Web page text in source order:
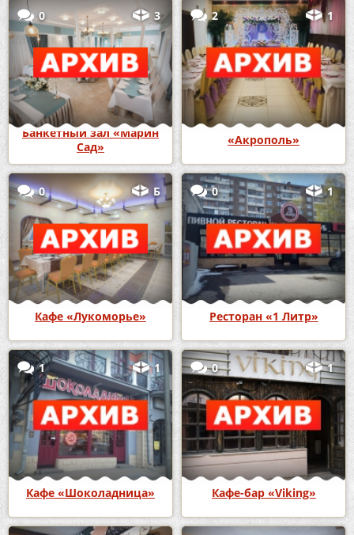
0 3
Банкетный зал «Марин
Сад»
2 1
«Акрополь»
0 Б
Кафе «Лукоморье»
0 1
Ресторан «1 Литр»
1 1
Кафе «Шоколадница»
0 1
Кафе-бар «Viking»